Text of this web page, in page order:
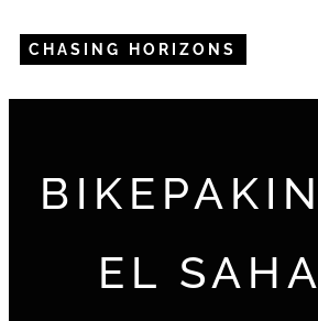
CHASING HORIZONS
EL